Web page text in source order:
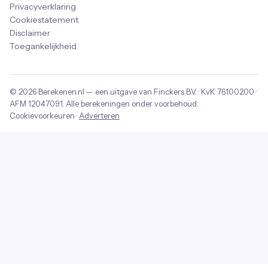
Privacyverklaring
Cookiestatement
Disclaimer
Toegankelijkheid
© 2026 Berekenen.nl — een uitgave van Finckers B.V. · KvK 76100200 ·
AFM 12047091 . Alle berekeningen onder voorbehoud.
Cookievoorkeuren · Adverteren